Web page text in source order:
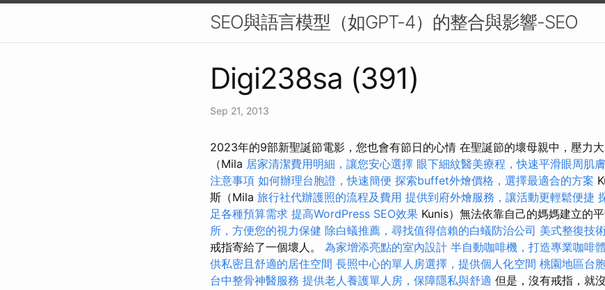
SEO與語言模型（如GPT-4）的整合與影響-SEO
Digi238sa (391)
Sep 21, 2013
2023年的9部新聖誕節電影，您也會有節日的心情 在聖誕節的壞母親中，壓力
（Mila 居家清潔費用明細，讓您安心選擇 眼下細紋醫美療程，快速平滑眼周肌膚
注意事項 如何辦理台胞證，快速簡便 探索buffet外燴價格，選擇最適合的方案
斯（Mila 旅行社代辦護照的流程及費用 提供到府外燴服務，讓活動更輕鬆便捷
足各種預算需求 提高WordPress SEO效果 Kunis）無法依靠自己的媽媽建立的平
所，方便您的視力保健 除白蟻推薦，尋找值得信賴的白蟻防治公司 美式整復技
戒指寄給了一個壞人。 為家增添亮點的室內設計 半自動咖啡機，打造專業咖啡
供私密且舒適的居住空間 長照中心的單人房選擇，提供個人化空間 桃園地區台
台中整骨神醫服務 提供老人養護單人房，保障隱私與舒適 但是，沒有戒指，就